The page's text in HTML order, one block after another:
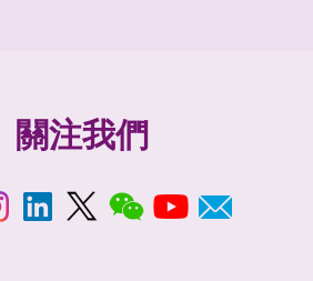
關注我們